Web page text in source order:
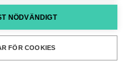
NÖDVÄNDIGT
FÖR COOKIES